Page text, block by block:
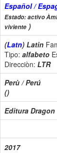
Español /
Estado: activo
viviente )
(Latn) Latin
Tipo: alfabeto
Direcciòn: LTR
Perù / Perú
()
Editura Dragon
2017